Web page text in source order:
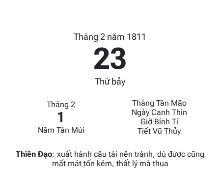
Tháng 2 năm 1811
23
Thứ bảy
Tháng 2
1
Năm Tân Mùi
Tháng Tân Mão
Ngày Canh Thìn
Giờ Bính Tí
Tiết Vũ Thủy
Thiên Đạo: xuất hành câu tài nên tránh, dù được cũng
mất mát tốn kém, thất lý mà thua